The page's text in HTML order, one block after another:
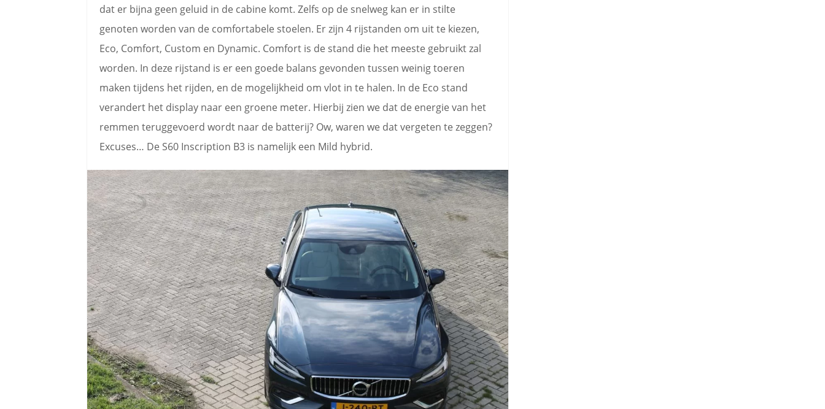
dat er bijna geen geluid in de cabine komt. Zelfs op de snelweg kan er in stilte
genoten worden van de comfortabele stoelen. Er zijn 4 rijstanden om uit te kiezen,
Eco, Comfort, Custom en Dynamic. Comfort is de stand die het meeste gebruikt zal
worden. In deze rijstand is er een goede balans gevonden tussen weinig toeren
maken tijdens het rijden, en de mogelijkheid om vlot in te halen. In de Eco stand
verandert het display naar een groene meter. Hierbij zien we dat de energie van het
remmen teruggevoerd wordt naar de batterij? Ow, waren we dat vergeten te zeggen?
Excuses… De S60 Inscription B3 is namelijk een Mild hybrid.